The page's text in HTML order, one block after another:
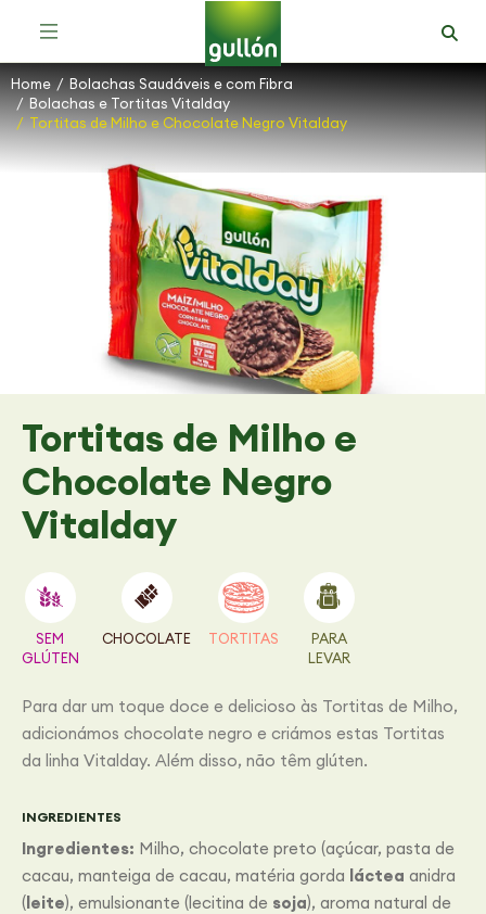
You are here:
Home
Bolachas Saudáveis e com Fibra
Bolachas e Tortitas Vitalday
Tortitas de Milho e Chocolate Negro Vitalday
Tortitas de Milho e
Chocolate Negro
Vitalday
SEM
GLÚTEN
CHOCOLATE TORTITAS
PARA
LEVAR
Para dar um toque doce e delicioso às Tortitas de Milho,
adicionámos chocolate negro e criámos estas Tortitas
da linha Vitalday. Além disso, não têm glúten.
INGREDIENTES
Ingredientes: Milho, chocolate preto (açúcar, pasta de
cacau, manteiga de cacau, matéria gorda láctea anidra
(leite), emulsionante (lecitina de soja), aroma natural de